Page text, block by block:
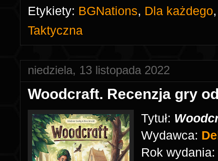
Etykiety: BGNations, Dla każdego
Taktyczna
niedziela, 13 listopada 2022
Woodcraft. Recenzja gry
Tytuł:
Wydawca:
Rok wydania: